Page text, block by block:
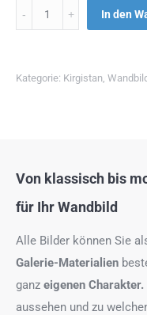
Menge In den
Kategorie: Kirgistan
Von klassisch bis
für Ihr Wandbild
Alle Bilder können Sie
Galerie-Materialien
ganz eigenen Charakter.
aussehen und zu